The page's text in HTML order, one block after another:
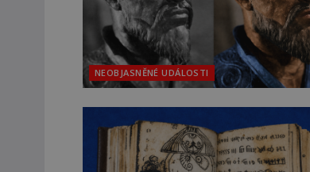
NEOBJASNĚNÉ UDÁLOSTI